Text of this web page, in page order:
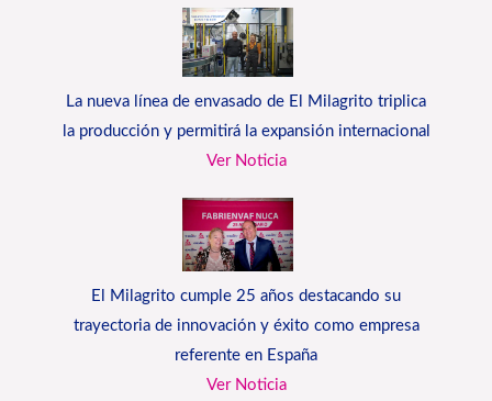
La nueva línea de envasado de El Milagrito triplica
la producción y permitirá la expansión internacional
Ver Noticia
El Milagrito cumple 25 años destacando su
trayectoria de innovación y éxito como empresa
referente en España
Ver Noticia